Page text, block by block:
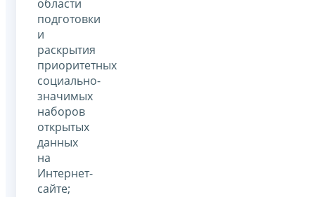
области
подготовки
и
раскрытия
приоритетных
социально-
значимых
наборов
открытых
данных
на
Интернет-
сайте;